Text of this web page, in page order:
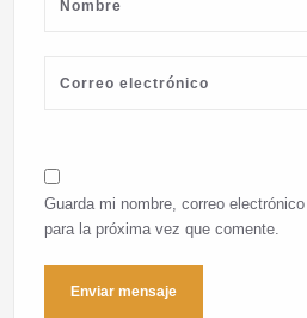
Guarda mi nombre, correo
para la próxima vez que comente.